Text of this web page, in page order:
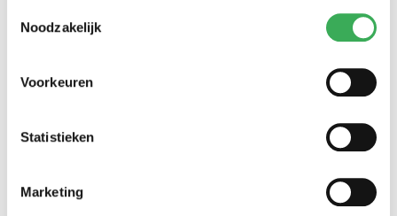
Noodzakelijk
Voorkeuren
Statistieken
Marketing
Hunger Game: ‘Ik schrok, we
studenten de tentamenperiode